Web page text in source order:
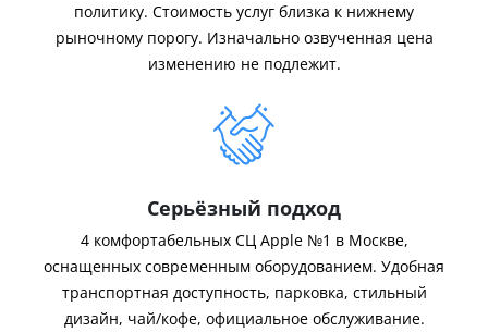
политику. Стоимость услуг близка к нижнему
рыночному порогу. Изначально озвученная цена
изменению не подлежит.
Серьёзный подход
4 комфортабельных СЦ Apple №1 в Москве,
оснащенных современным оборудованием. Удобная
транспортная доступность, парковка, стильный
дизайн, чай/кофе, официальное обслуживание.